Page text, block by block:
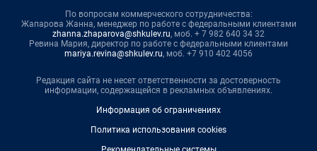
По вопросам коммерческого сотрудничества:
Жапарова Жанна, менеджер по работе с федеральными клиентами
zhanna.zhaparova@shkulev.ru, моб. + 7 982 640 34 32
Ревина Мария, директор по работе с федеральными клиентами
mariya.revina@shkulev.ru, моб. +7 910 402 4056
Редакция сайта не несет ответственности за достоверность
информации, содержащейся в рекламных объявлениях.
Информация об ограничениях
Политика использования cookies